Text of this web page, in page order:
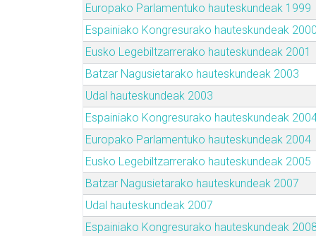
Europako Parlamentuko hauteskundeak 1999
Espainiako Kongresurako hauteskundeak 2000
Eusko Legebiltzarrerako hauteskundeak 2001
Batzar Nagusietarako hauteskundeak 2003
Udal hauteskundeak 2003
Espainiako Kongresurako hauteskundeak
Europako Parlamentuko hauteskundeak 2004
Eusko Legebiltzarrerako hauteskundeak 2005
Batzar Nagusietarako hauteskundeak 2007
Udal hauteskundeak 2007
Espainiako Kongresurako hauteskundeak 2008